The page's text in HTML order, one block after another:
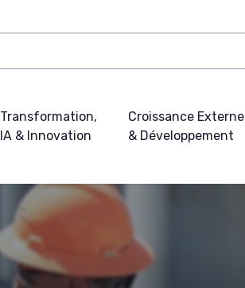
Transformation,
IA & Innovation
Croissance Externe
& Développement